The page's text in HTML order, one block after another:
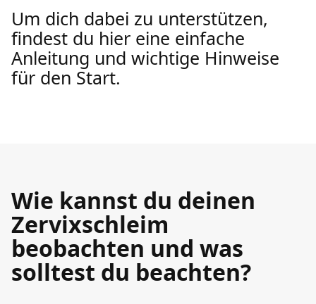
Um dich dabei zu unterstützen,
findest du hier eine einfache
Anleitung und wichtige Hinweise
für den Start.
Wie kannst du deinen
Zervixschleim
beobachten und was
solltest du beachten?